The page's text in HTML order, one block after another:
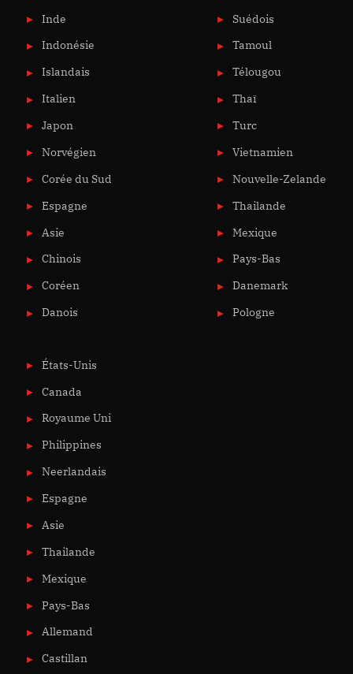
Inde
Indonésie
Islandais
Italien
Japon
Norvégien
Corée du Sud
Espagne
Asie
Chinois
Coréen
Danois
Suédois
Tamoul
Télougou
Thaï
Turc
Vietnamien
Nouvelle-Zelande
Thailande
Mexique
Pays-Bas
Danemark
Pologne
États-Unis
Canada
Royaume Uni
Philippines
Neerlandais
Espagne
Asie
Thailande
Mexique
Pays-Bas
Allemand
Castillan